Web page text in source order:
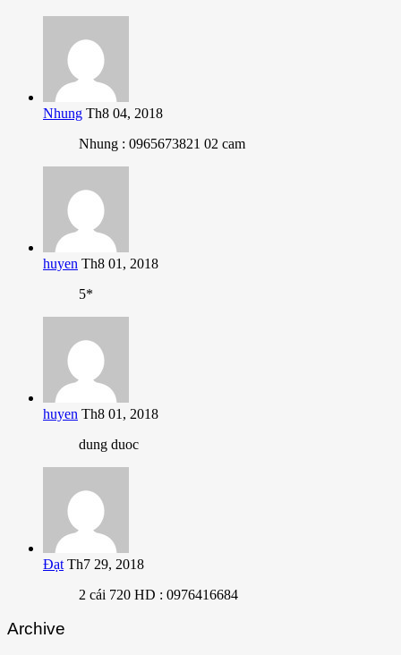
Nhung Th8 04, 2018
Nhung : 0965673821 02 cam
huyen Th8 01, 2018
5*
huyen Th8 01, 2018
dung duoc
Đạt Th7 29, 2018
2 cái 720 HD : 0976416684
Archive